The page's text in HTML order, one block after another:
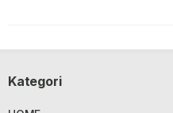
Kategori